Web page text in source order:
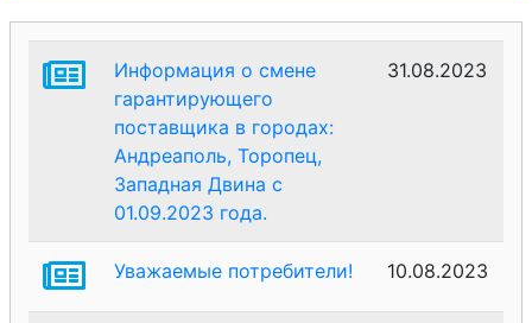
Информация о смене
гарантирующего
поставщика в городах:
Андреаполь, Торопец,
Западная Двина с
01.09.2023 года.
31.08.2023
Уважаемые потребители! 10.08.2023